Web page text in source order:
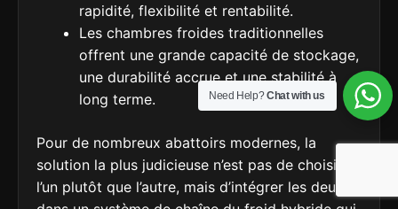
rapidité, flexibilité et rentabilité.
Les chambres froides traditionnelles
offrent une grande capacité de stockage,
une durabilité accrue et une stabilité à
long terme.
Pour de nombreux abattoirs modernes, la
solution la plus judicieuse n’est pas de choisir
l’un plutôt que l’autre, mais d’intégrer les deux
Need Help?Chat with us